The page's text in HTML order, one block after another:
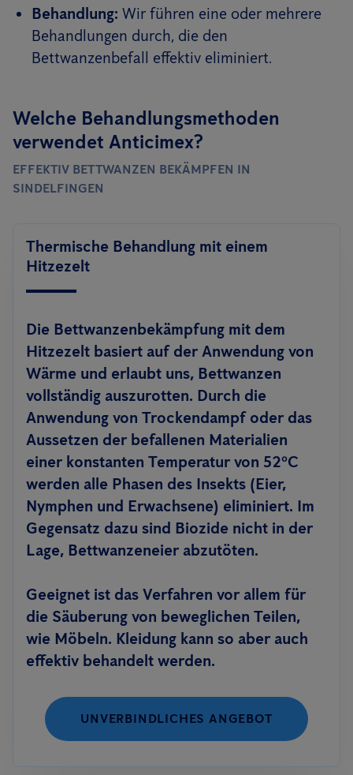
Behandlung: Wir führen eine oder mehrere
Behandlungen durch, die den
Bettwanzenbefall effektiv eliminiert.
Welche Behandlungsmethoden
verwendet Anticimex?
EFFEKTIV BETTWANZEN BEKÄMPFEN IN
SINDELFINGEN
Thermische Behandlung mit einem
Hitzezelt
Die Bettwanzenbekämpfung mit dem
Hitzezelt basiert auf der Anwendung von
Wärme und erlaubt uns, Bettwanzen
vollständig auszurotten. Durch die
Anwendung von Trockendampf oder das
Aussetzen der befallenen Materialien
einer konstanten Temperatur von 52ºC
werden alle Phasen des Insekts (Eier,
Nymphen und Erwachsene) eliminiert. Im
Gegensatz dazu sind Biozide nicht in der
Lage, Bettwanzeneier abzutöten.
Geeignet ist das Verfahren vor allem für
die Säuberung von beweglichen Teilen,
wie Möbeln. Kleidung kann so aber auch
effektiv behandelt werden.
UNVERBINDLICHES ANGEBOT